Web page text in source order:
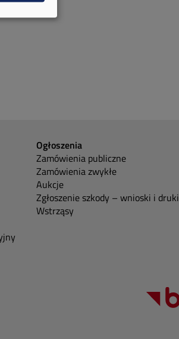
Ogłoszenia
Zamówienia publiczne
Zamówienia zwykłe
Aukcje
Zgłoszenie szkody – wnioski i druki
Wstrząsy